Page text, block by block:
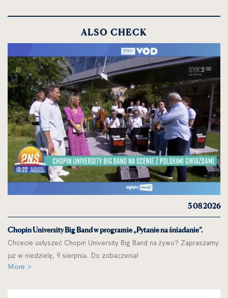
ALSO CHECK
3 08 2026
Chopin University Big Band w programie „Pytanie na śniadanie”.
Chcecie usłyszeć Chopin University Big Band na żywo? Zapraszamy
już w niedzielę, 9 sierpnia. Do zobaczenia!
More >